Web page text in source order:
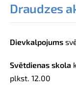
Draudzes
Dievkalpojums
Svētdienas skola
plkst. 12.00